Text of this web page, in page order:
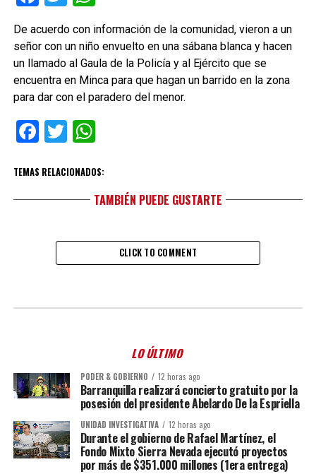
De acuerdo con información de la comunidad, vieron a un
señor con un niño envuelto en una sábana blanca y hacen
un llamado al Gaula de la Policía y al Ejército que se
encuentra en Minca para que hagan un barrido en la zona
para dar con el paradero del menor.
Facebook
TwitterWhatsApp
TEMAS RELACIONADOS:
TAMBIÉN PUEDE GUSTARTE
CLICK TO COMMENT
LO ÚLTIMO
PODER & GOBIERNO 12 horas ago
Barranquilla realizará concierto gratuito por la
posesión del presidente Abelardo De la Espriella
UNIDAD INVESTIGATIVA 12 horas ago
Durante el gobierno de Rafael Martínez, el
Fondo Mixto Sierra Nevada ejecutó proyectos
por más de $351.000 millones (1era entrega)